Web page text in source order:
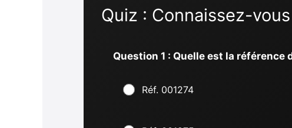
Quiz : Connaissez-
Question 1 : Quelle est la
Réf. 001274